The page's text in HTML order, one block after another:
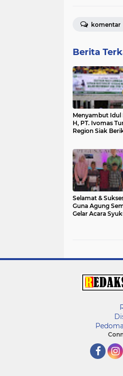
komentar
Berita
Menyambut Idul
H, PT. Ivomas
Region Siak
Mampu
Selamat &
Guna Agung
Gelar Acara